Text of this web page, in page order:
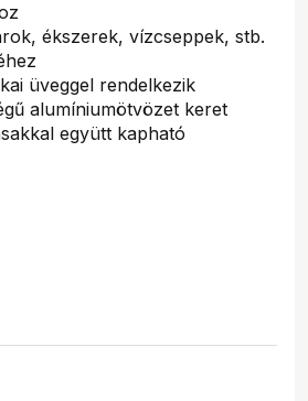
ékszerek, vízcseppek, stb.
üveggel rendelkezik
alumíniumötvözet keret
együtt kapható